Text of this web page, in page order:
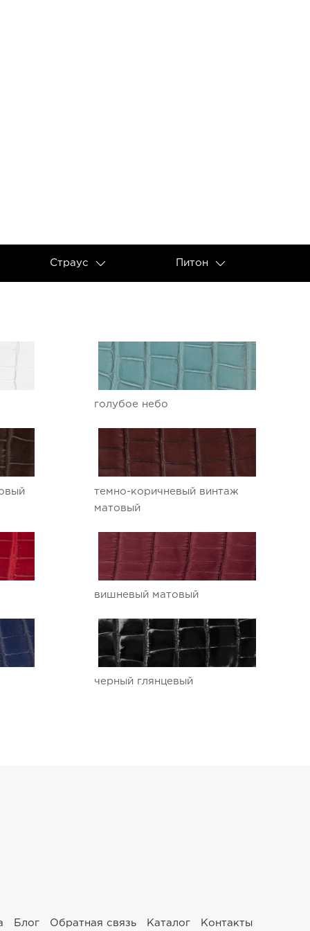
Страус Питон
голубое небо
темно-коричневый винтаж
матовый
вишневый матовый
черный глянцевый
Блог Обратная связь Каталог Контакты